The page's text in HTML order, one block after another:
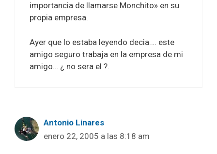
importancia de llamarse Monchito» en su
propia empresa.
Ayer que lo estaba leyendo decia…. este
amigo seguro trabaja en la empresa de mi
amigo… ¿ no sera el ?.
Antonio Linares
enero 22, 2005 a las 8:18 am